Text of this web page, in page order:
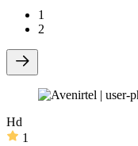
1
2
Hd
1